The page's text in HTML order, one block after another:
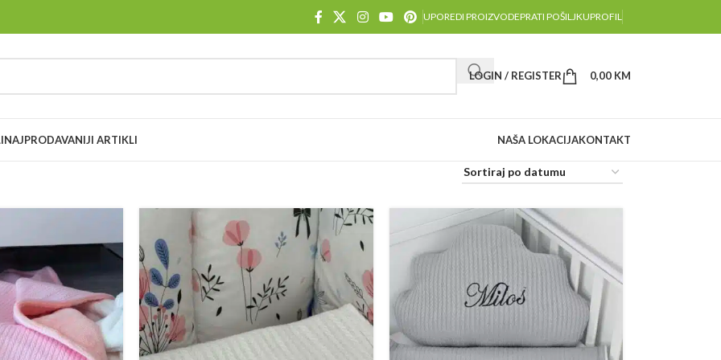
UPOREDI PROIZVODEPRATI POŠILJKUPROFIL
LOGIN / REGISTER 0,00 KM
NAJPRODAVANIJI ARTIKLI NAŠA LOKACIJAKONTAKT